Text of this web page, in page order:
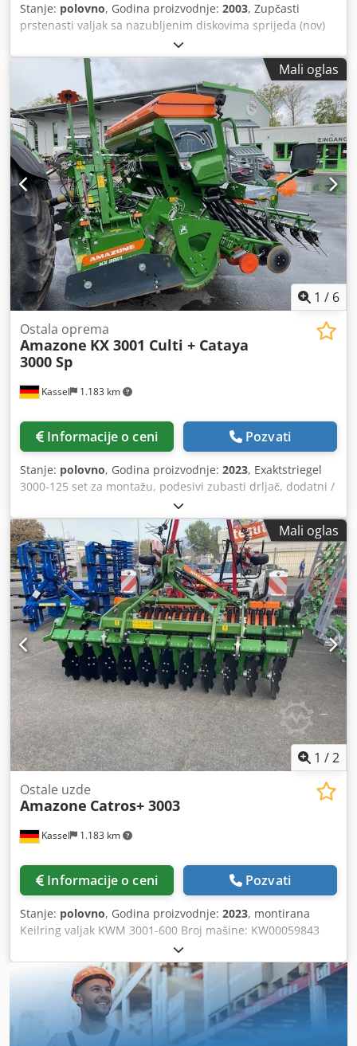
Stanje: polovno, Godina proizvodnje: 2003, Zupčasti
prstenasti valjak sa nazubljenim diskovima sprijeda (nov)
Mali oglas
1 / 6
Kassel 1.183 km
Ostala oprema
Amazone KX 3001 Culti + Cataya
3000 Sp
Informacije o ceni Pozvati
Stanje: polovno, Godina proizvodnje: 2023, Exaktstriegel
3000-125 set za montažu, podesivi zubasti drljač, dodatni /
elektronski marker traga 3000 AmaDrill 2 za Cataya,
radarski senzor / međunarodni analogni senzor radnog
položaja, elektronska preklopka prolaznih staza /
upravljački ventil i hidraulična prolazna staza. Dcedpfx
Aotgpggefiek
Mali oglas
1 /2
Kassel 1.183 km
Ostale uzde
Amazone Catros+ 3003
Informacije o ceni Pozvati
Stanje: polovno, Godina proizvodnje: 2023, montirana
Keilring valjak KWM 3001-600 Broj mašine: KW00059843
Set ležajeva za / valjak – kompaktna tanjirača za montažu –
nosač tanjira za Catros hidraulična / podešavanje radne
dubine LED osvetljenje za putnu upotrebu za krute mašine
/ tanjir Dcodpfxer Ty N Ee Afisk